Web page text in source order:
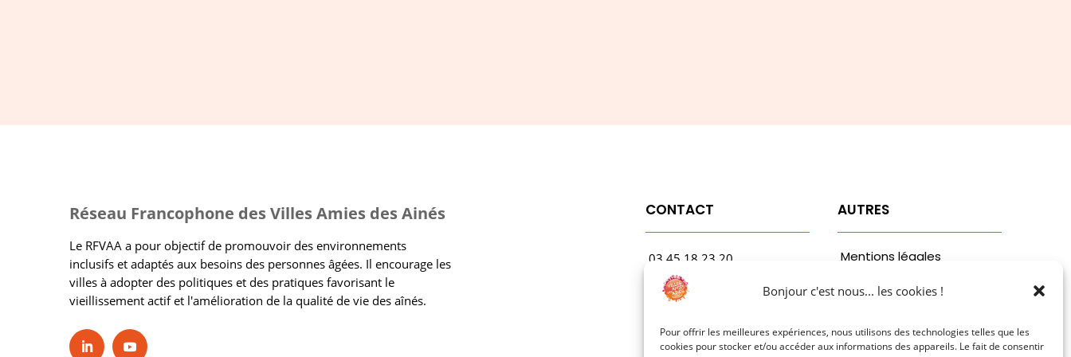
Bonjour c'est nous... les cookies !
Pour offrir les meilleures expériences, nous utilisons des technologies telles que les
cookies pour stocker et/ou accéder aux informations des appareils. Le fait de consentir
Réseau Francophone des Villes Amies des Ainés
Le RFVAA a pour objectif de promouvoir des environnements
inclusifs et adaptés aux besoins des personnes âgées. Il encourage les
villes à adopter des politiques et des pratiques favorisant le
vieillissement actif et l'amélioration de la qualité de vie des aînés.
CONTACT
03.45.18.23.20
contact@rfvaa.com
1 Avenue Garibaldi
AUTRES
Mentions légales
Politiques de